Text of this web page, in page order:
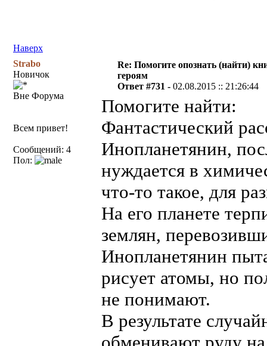
Наверх
Strabo
Новичок
Вне Форума
Всем привет!
Сообщений: 4
Пол:
Re: Помогите опознать (найти)
героям
Ответ #731 -02.08.2015 :: 21:26:44
Помогите найти:
Фантастический
Инопланетянин,
нуждается в
что-то такое, для
На его планете
землян,
Инопланетянин
рисует атомы, но
не понимают.
В результате